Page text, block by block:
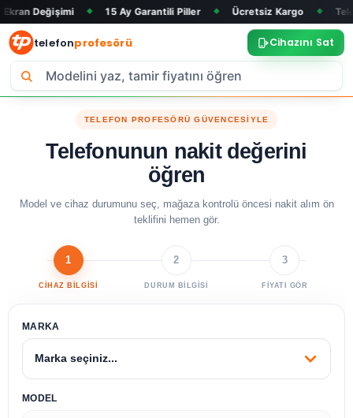
Değişimi 15 Ay Garantili Piller Ücretsiz Kargo
telefonprofesörü Cihazını Sat
TELEFON PROFESÖRÜ GÜVENCESİYLE
Telefonunun nakit değerini
öğren
Model ve cihaz durumunu seç, mağaza kontrolü öncesi nakit alım ön
teklifini hemen gör.
1
CİHAZ BİLGİSİ
2
DURUM BİLGİSİ
3
FİYATI GÖR
MARKA
MODEL